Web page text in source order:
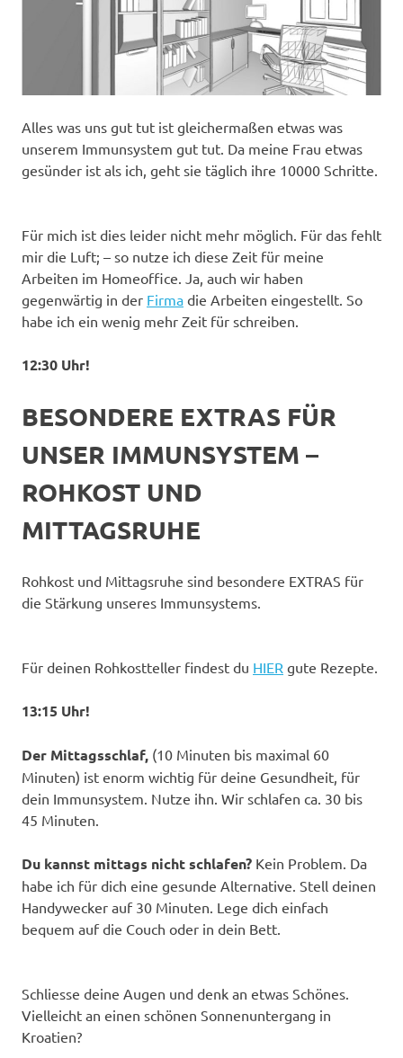
Alles was uns gut tut ist gleichermaßen etwas was
unserem Immunsystem gut tut. Da meine Frau etwas
gesünder ist als ich, geht sie täglich ihre 10000 Schritte.
Für mich ist dies leider nicht mehr möglich. Für das fehlt
mir die Luft; – so nutze ich diese Zeit für meine
Arbeiten im Homeoffice. Ja, auch wir haben
gegenwärtig in der Firma die Arbeiten eingestellt. So
habe ich ein wenig mehr Zeit für schreiben.
12:30 Uhr!
BESONDERE EXTRAS FÜR
UNSER IMMUNSYSTEM –
ROHKOST UND
MITTAGSRUHE
Rohkost und Mittagsruhe sind besondere EXTRAS für
die Stärkung unseres Immunsystems.
Für deinen Rohkostteller findest du HIER gute Rezepte.
13:15 Uhr!
Der Mittagsschlaf, (10 Minuten bis maximal 60
Minuten) ist enorm wichtig für deine Gesundheit, für
dein Immunsystem. Nutze ihn. Wir schlafen ca. 30 bis
45 Minuten.
Du kannst mittags nicht schlafen? Kein Problem. Da
habe ich für dich eine gesunde Alternative. Stell deinen
Handywecker auf 30 Minuten. Lege dich einfach
bequem auf die Couch oder in dein Bett.
Schliesse deine Augen und denk an etwas Schönes.
Vielleicht an einen schönen Sonnenuntergang in
Kroatien?